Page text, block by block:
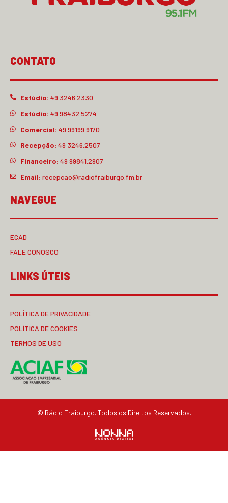
CONTATO
Estúdio: 49 3246.2330
Estúdio: 49 98432.5274
Comercial: 49 99199.9170
Recepção: 49 3246.2507
Financeiro: 49 99841.2907
Email: recepcao@radiofraiburgo.fm.br
NAVEGUE
ECAD
FALE CONOSCO
LINKS ÚTEIS
POLÍTICA DE PRIVACIDADE
POLÍTICA DE COOKIES
TERMOS DE USO
© Rádio Fraiburgo. Todos os Direitos Reservados.